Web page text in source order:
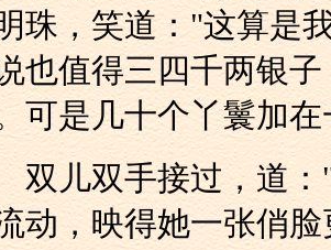
珠，笑道："这算是
也值得三四千两银
可是几十个丫鬟加
双手接过，道："
动，映得她一张俏